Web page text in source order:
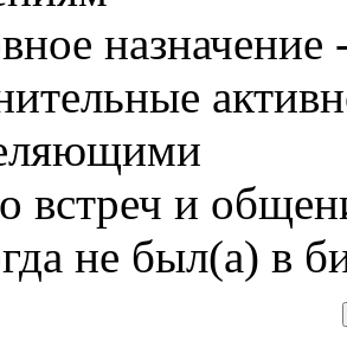
назначение
встреч и
не был(а) в